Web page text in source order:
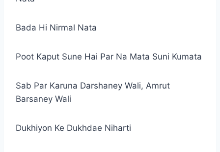
Bada Hi Nirmal Nata
Poot Kaput Sune Hai Par Na Mata Suni Kumata
Sab Par Karuna Darshaney Wali, Amrut
Barsaney Wali
Dukhiyon Ke Dukhdae Niharti